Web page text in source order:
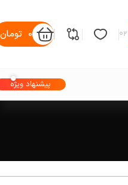
0 تومان
پیشنهاد ویژه